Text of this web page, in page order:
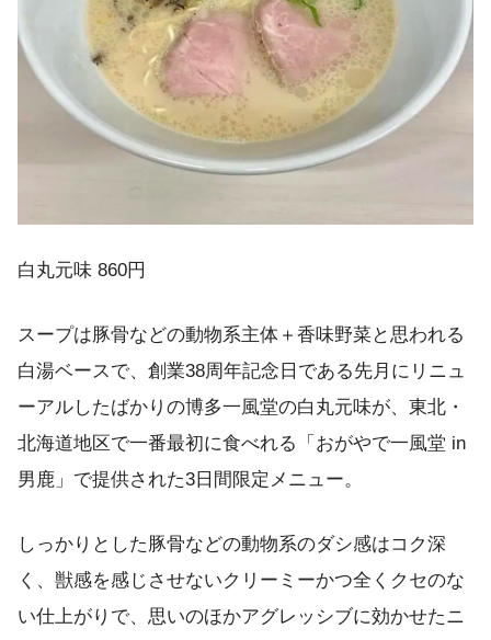
白丸元味 860円
スープは豚骨などの動物系主体＋香味野菜と思われる
白湯ベースで、創業38周年記念日である先月にリニュ
ーアルしたばかりの博多一風堂の白丸元味が、東北・
北海道地区で一番最初に食べれる「おがやで一風堂 in
男鹿」で提供された3日間限定メニュー。
しっかりとした豚骨などの動物系のダシ感はコク深
く、獣感を感じさせないクリーミーかつ全くクセのな
い仕上がりで、思いのほかアグレッシブに効かせたニ